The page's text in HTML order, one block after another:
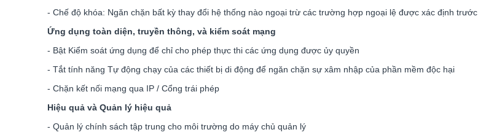
- Chế độ khóa: Ngăn chặn bất kỳ thay đổi hệ thống nào ngoại trừ các trường hợp ngoại lệ được xác định trước
Ứng dụng toàn diện, truyền thông, và kiểm soát mạng
- Bật Kiểm soát ứng dụng để chỉ cho phép thực thi các ứng dụng được ủy quyền
- Tắt tính năng Tự động chạy của các thiết bị di động để ngăn chặn sự xâm nhập của phần mềm độc hại
- Chặn kết nối mạng qua IP / Cổng trái phép
Hiệu quả và Quản lý hiệu quả
- Quản lý chính sách tập trung cho môi trường do máy chủ quản lý